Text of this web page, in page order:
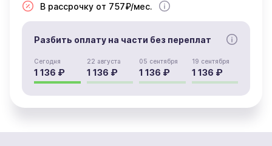
В рассрочку от 757₽/мес.
Разбить оплату на части без переплат
Сегодня
1 136 ₽
22 августа
1 136 ₽
05 сентября
1 136 ₽
19 сентября
1 136 ₽